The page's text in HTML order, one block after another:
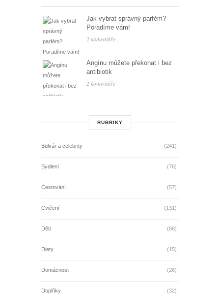
Jak vybrat správný parfém?
Poradíme vám!
2 komentáře
Angínu můžete překonat i bez
antibiotik
2 komentáře
RUBRIKY
Bulvár a celebrity (241)
Bydlení (76)
Cestování (57)
Cvičení (131)
Děti (86)
Diety (15)
Domácnost (26)
Doplňky (32)